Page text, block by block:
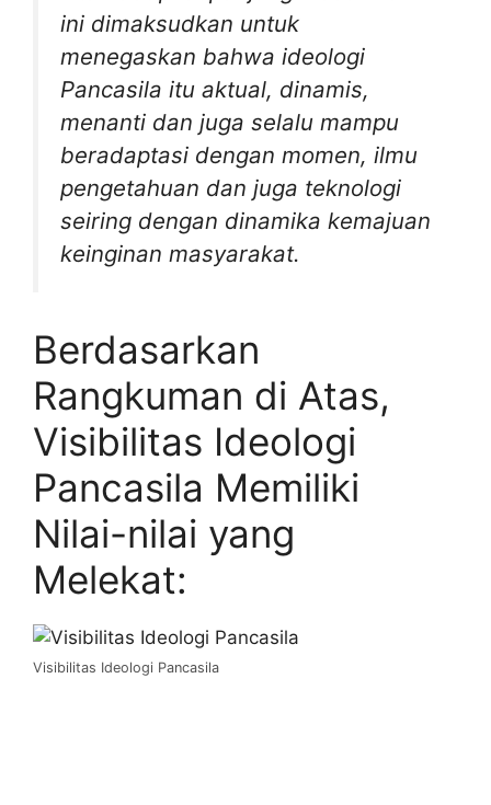
ini dimaksudkan untuk
menegaskan bahwa ideologi
Pancasila itu aktual, dinamis,
menanti dan juga selalu mampu
beradaptasi dengan momen, ilmu
pengetahuan dan juga teknologi
seiring dengan dinamika kemajuan
keinginan masyarakat.
Berdasarkan
Rangkuman di Atas,
Visibilitas Ideologi
Pancasila Memiliki
Nilai-nilai yang
Melekat:
Visibilitas Ideologi Pancasila